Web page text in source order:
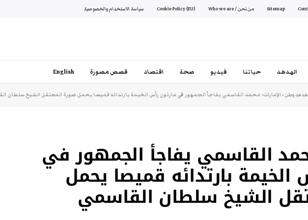
Sitemap من نحن / Who we are Cookie Policy (EU) سياسة الاستخدام والخصوصية
الهدهد حياتنا فيديو صحة اقتصاد قصص مصورة English
هدهد وطن»الإمارات: محمد القاسمي يفاجأ الجمهور في مارثون رأس الخيمة بارتدائه قميصا يحمل صورة المعتقل الشيخ سلطان
القاسمي يفاجأ الجمهور في
الخيمة بارتدائه قميصا يحمل
الشيخ سلطان القاسمي